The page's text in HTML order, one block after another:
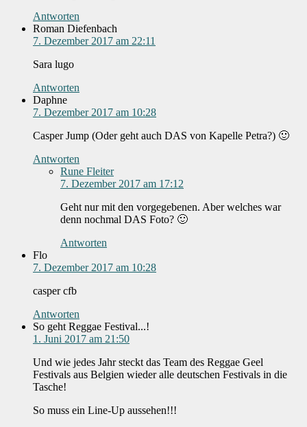
Antworten
Roman Diefenbach
7. Dezember 2017 am 22:11
Sara lugo
Antworten
Daphne
7. Dezember 2017 am 10:28
Casper Jump (Oder geht auch DAS von Kapelle Petra?) 🙂
Antworten
Rune Fleiter
7. Dezember 2017 am 17:12
Geht nur mit den vorgegebenen. Aber welches war
denn nochmal DAS Foto? 🙂
Antworten
Flo
7. Dezember 2017 am 10:28
casper cfb
Antworten
So geht Reggae Festival...!
1. Juni 2017 am 21:50
Und wie jedes Jahr steckt das Team des Reggae Geel
Festivals aus Belgien wieder alle deutschen Festivals in die
Tasche!
So muss ein Line-Up aussehen!!!